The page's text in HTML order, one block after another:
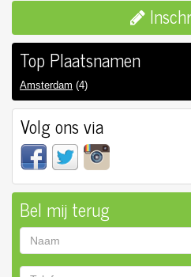
Top Plaatsnamen
Amsterdam (4)
Volg ons via
Bel mij terug
Naam